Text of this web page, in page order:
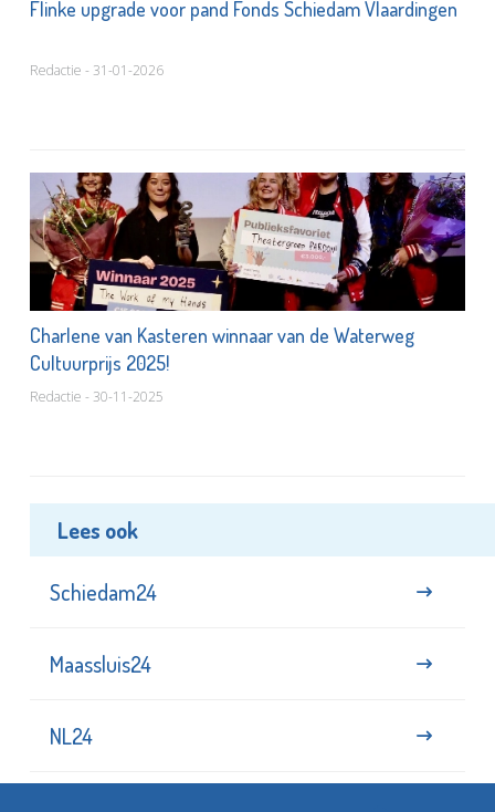
Flinke upgrade voor pand Fonds Schiedam Vlaardingen
Redactie - 31-01-2026
Charlene van Kasteren winnaar van de Waterweg
Cultuurprijs 2025!
Redactie - 30-11-2025
Lees ook
Schiedam24
Maassluis24
NL24